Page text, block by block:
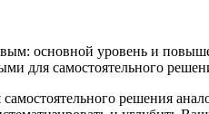
основной уровень и
для самостоятельного
решения